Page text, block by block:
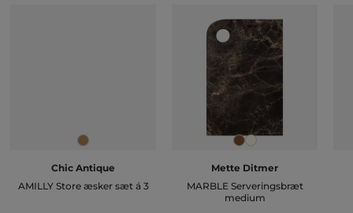
Chic Antique
AMILLY Store æsker sæt á 3
Mette Ditmer
MARBLE Serveringsbræt
medium